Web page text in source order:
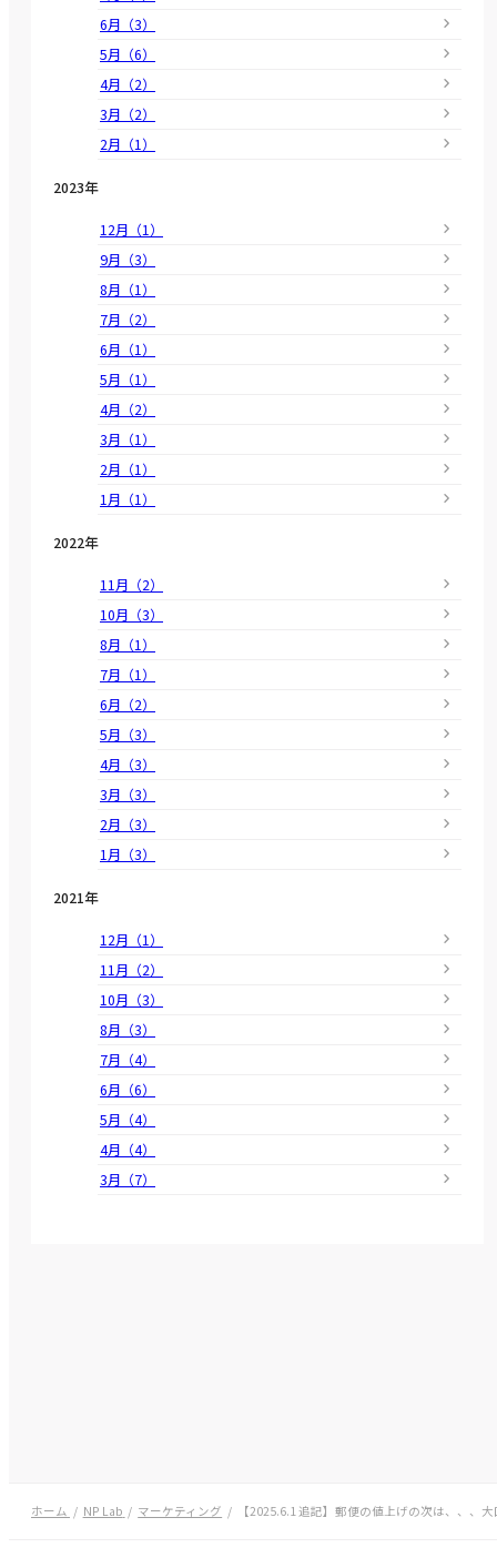
6月（3）
5月（6）
4月（2）
3月（2）
2月（1）
2023年
12月（1）
9月（3）
8月（1）
7月（2）
6月（1）
5月（1）
4月（2）
3月（1）
2月（1）
1月（1）
2022年
11月（2）
10月（3）
8月（1）
7月（1）
6月（2）
5月（3）
4月（3）
3月（3）
2月（3）
1月（3）
2021年
12月（1）
11月（2）
10月（3）
8月（3）
7月（4）
6月（6）
5月（4）
4月（4）
3月（7）
ホーム NP Lab マーケティング 【2025.6.1 追記】郵便の値上げの次は、、、